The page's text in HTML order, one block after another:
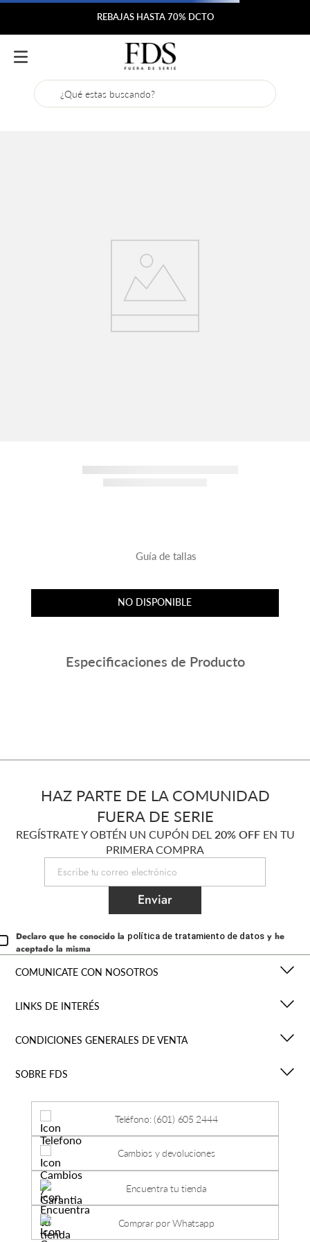
REBAJAS HASTA 70% DCTO
¿Qué estas buscando?
Guía de tallas
NO DISPONIBLE
Especificaciones de Producto
HAZ PARTE DE LA COMUNIDAD
FUERA DE SERIE
REGÍSTRATE Y OBTÉN UN CUPÓN DEL 20% OFFEN TU
PRIMERA COMPRA
Enviar
Declaro que he conocido la política de tratamiento de datos y he
aceptado la misma
COMUNICATE CON NOSOTROS
LINKS DE INTERÉS
CONDICIONES GENERALES DE VENTA
SOBRE FDS
Teléfono: (601) 605 2444
Cambios y devoluciones
Encuentra tu tienda
Comprar por Whatsapp